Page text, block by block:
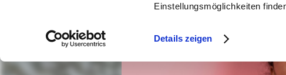
Einstellungsmöglichkeiten
Details zeigen